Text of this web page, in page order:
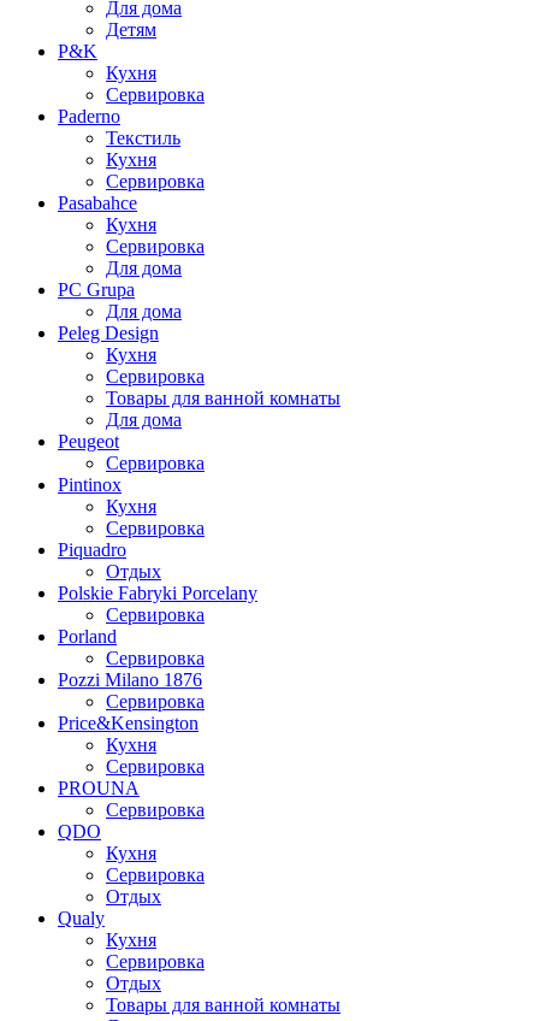
Для дома
Детям
P&K
Кухня
Сервировка
Paderno
Текстиль
Кухня
Сервировка
Pasabahce
Кухня
Сервировка
Для дома
PC Grupa
Для дома
Peleg Design
Кухня
Сервировка
Товары для ванной комнаты
Для дома
Peugeot
Сервировка
Pintinox
Кухня
Сервировка
Piquadro
Отдых
Polskie Fabryki Porcelany
Сервировка
Porland
Сервировка
Pozzi Milano 1876
Сервировка
Price&Kensington
Кухня
Сервировка
PROUNA
Сервировка
QDO
Кухня
Сервировка
Отдых
Qualy
Кухня
Сервировка
Отдых
Товары для ванной комнаты